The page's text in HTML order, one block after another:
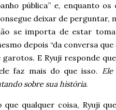
pública” e, enquanto os
deixar de perguntar,
se importa de estar
depois “da conversa
E Ryuji responde
faz mais do que isso.
sobre sua história.
que qualquer coisa, Ryuji